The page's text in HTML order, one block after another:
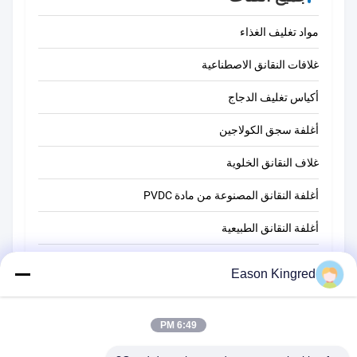
مواد تغليف الغذاء
غلافات النقانق الاصطناعية
أكياس تغليف الدجاج
أغلفة سجق الكولاجين
غلاف النقانق الخلوية
أغلفة النقانق المصنوعة من مادة PVDC
أغلفة النقانق الطبيعية
فيلم تغليف المواد الغذائية
Eason Kingred
6:49 PM